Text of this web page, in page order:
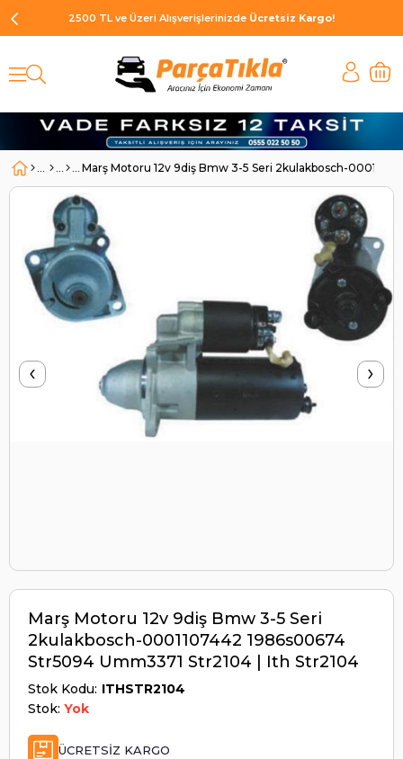
2500 TL ve Üzeri Alışverişlerinizde Ücretsiz Kargo!
Marş Motoru 12v 9diş Bmw 3-5 Seri 2kulakbosch-
‹ ›
Marş Motoru 12v 9diş Bmw 3-5 Seri
2kulakbosch-0001107442 1986s00674
Str5094 Umm3371 Str2104 | Ith Str2104
Stok Kodu ITHSTR2104
Stok: Yok
ÜCRETSIZ KARGO